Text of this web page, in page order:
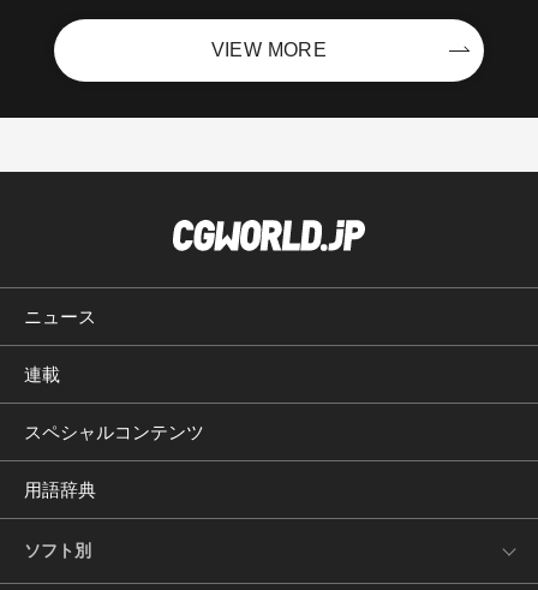
VIEW MORE
ニュース
連載
スペシャルコンテンツ
用語辞典
ソフト別